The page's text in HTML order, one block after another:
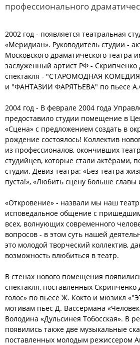
профессионального
2002 год - появляется театральная
«Меридиан». Руководитель студии -
Московского драматического театра
заслуженный артист РФ -
спектакля - "СТАРОМОДНАЯ
и "ФАНТАЗИИ ФАРЯТЬЕВА" по пьесе
2004 год - В феврале 2004 года
предоставило студии помещение в
«Сцена» с предложением создать в
рождение состоялось! Коллектив
из профессионалов, окончивших
студийцев, которые стали актёрами,
студии. Девиз театра: «Без театра
пуста!», «Любить сцену больше славы
«Откровение» - назвали мы наш
исповедальное общение с
всех, волнующих современного
вопросов - в этом суть нашей
это молодой творческий коллектив,
возможность влюбиться в театр.
В стенах нового помещения
спектакля, поставленных
голос» по пьесе Ж. Кокто и мюзикл
мотивам пьес Д. Вассермана
Володина «Дульсинея Тобосская». В
появились также две музыкальные
поставленных молодым режиссером